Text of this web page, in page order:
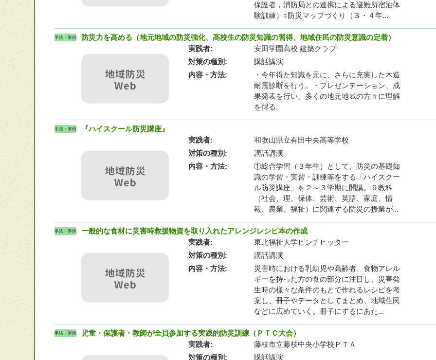
保護者，消防局との連携による避難所宿泊体
験訓練）○防災マップづくり（３・４年...
手法・事例
防災力を高める（地元地域の防災強化、高校生の防災知識の習得、地域住民の防災意識の定着）
実践者
安田学園高校 建築クラブ
対策の種別
講話講演
内容・方法
・今年得た知識を元に、さらに充実した木造
耐震診断を行う。・プレゼンテーション、成
果発表を行い、多くの地元地域の方々に理解
を得る。
手法・事例
『ハイスクール防災講座』
実践者
和歌山県立有田中央高等学校
対策の種別
講話講演
内容・方法
①総合学習（３年生）として、防災の基礎知
識の学習・実習・訓練等をする「ハイスクー
ル防災講座」を２～３学期に開講。９教科
（社会、理、保体、芸術、英語、家庭、情
報、農業、福祉）に関連する防災の授業が...
手法・事例
一般的な食材に災害時救援物資を取り入れたアレンジレシピ本の作成
実践者
東北福祉大学ピンチヒッター
対策の種別
講話講演
内容・方法
災害時における乳幼児や高齢者、食物アレル
ギーを持った方の食の部分に注目し、災害発
生時の様々な条件のもとで作れるレシピを考
案し、冊子やデータとしてまとめ、地域住民
などに広めていく。冊子にするにあた...
手法・事例
児童・保護者・教師が全員参加する実践的防災訓練（ＰＴＣ大会）
実践者
藤枝市立藤枝中央小学校ＰＴＡ
対策の種別
講話講演